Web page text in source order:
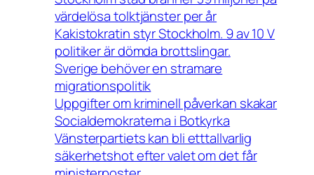
värdelösa tolktjänster per år
Kakistokratin styr Stockholm. 9 av 10 V
politiker är dömda brottslingar.
Sverige behöver en stramare
migrationspolitik
Uppgifter om kriminell påverkan skakar
Socialdemokraterna i Botkyrka
Vänsterpartiets kan bli etttallvarlig
säkerhetshot efter valet om det får